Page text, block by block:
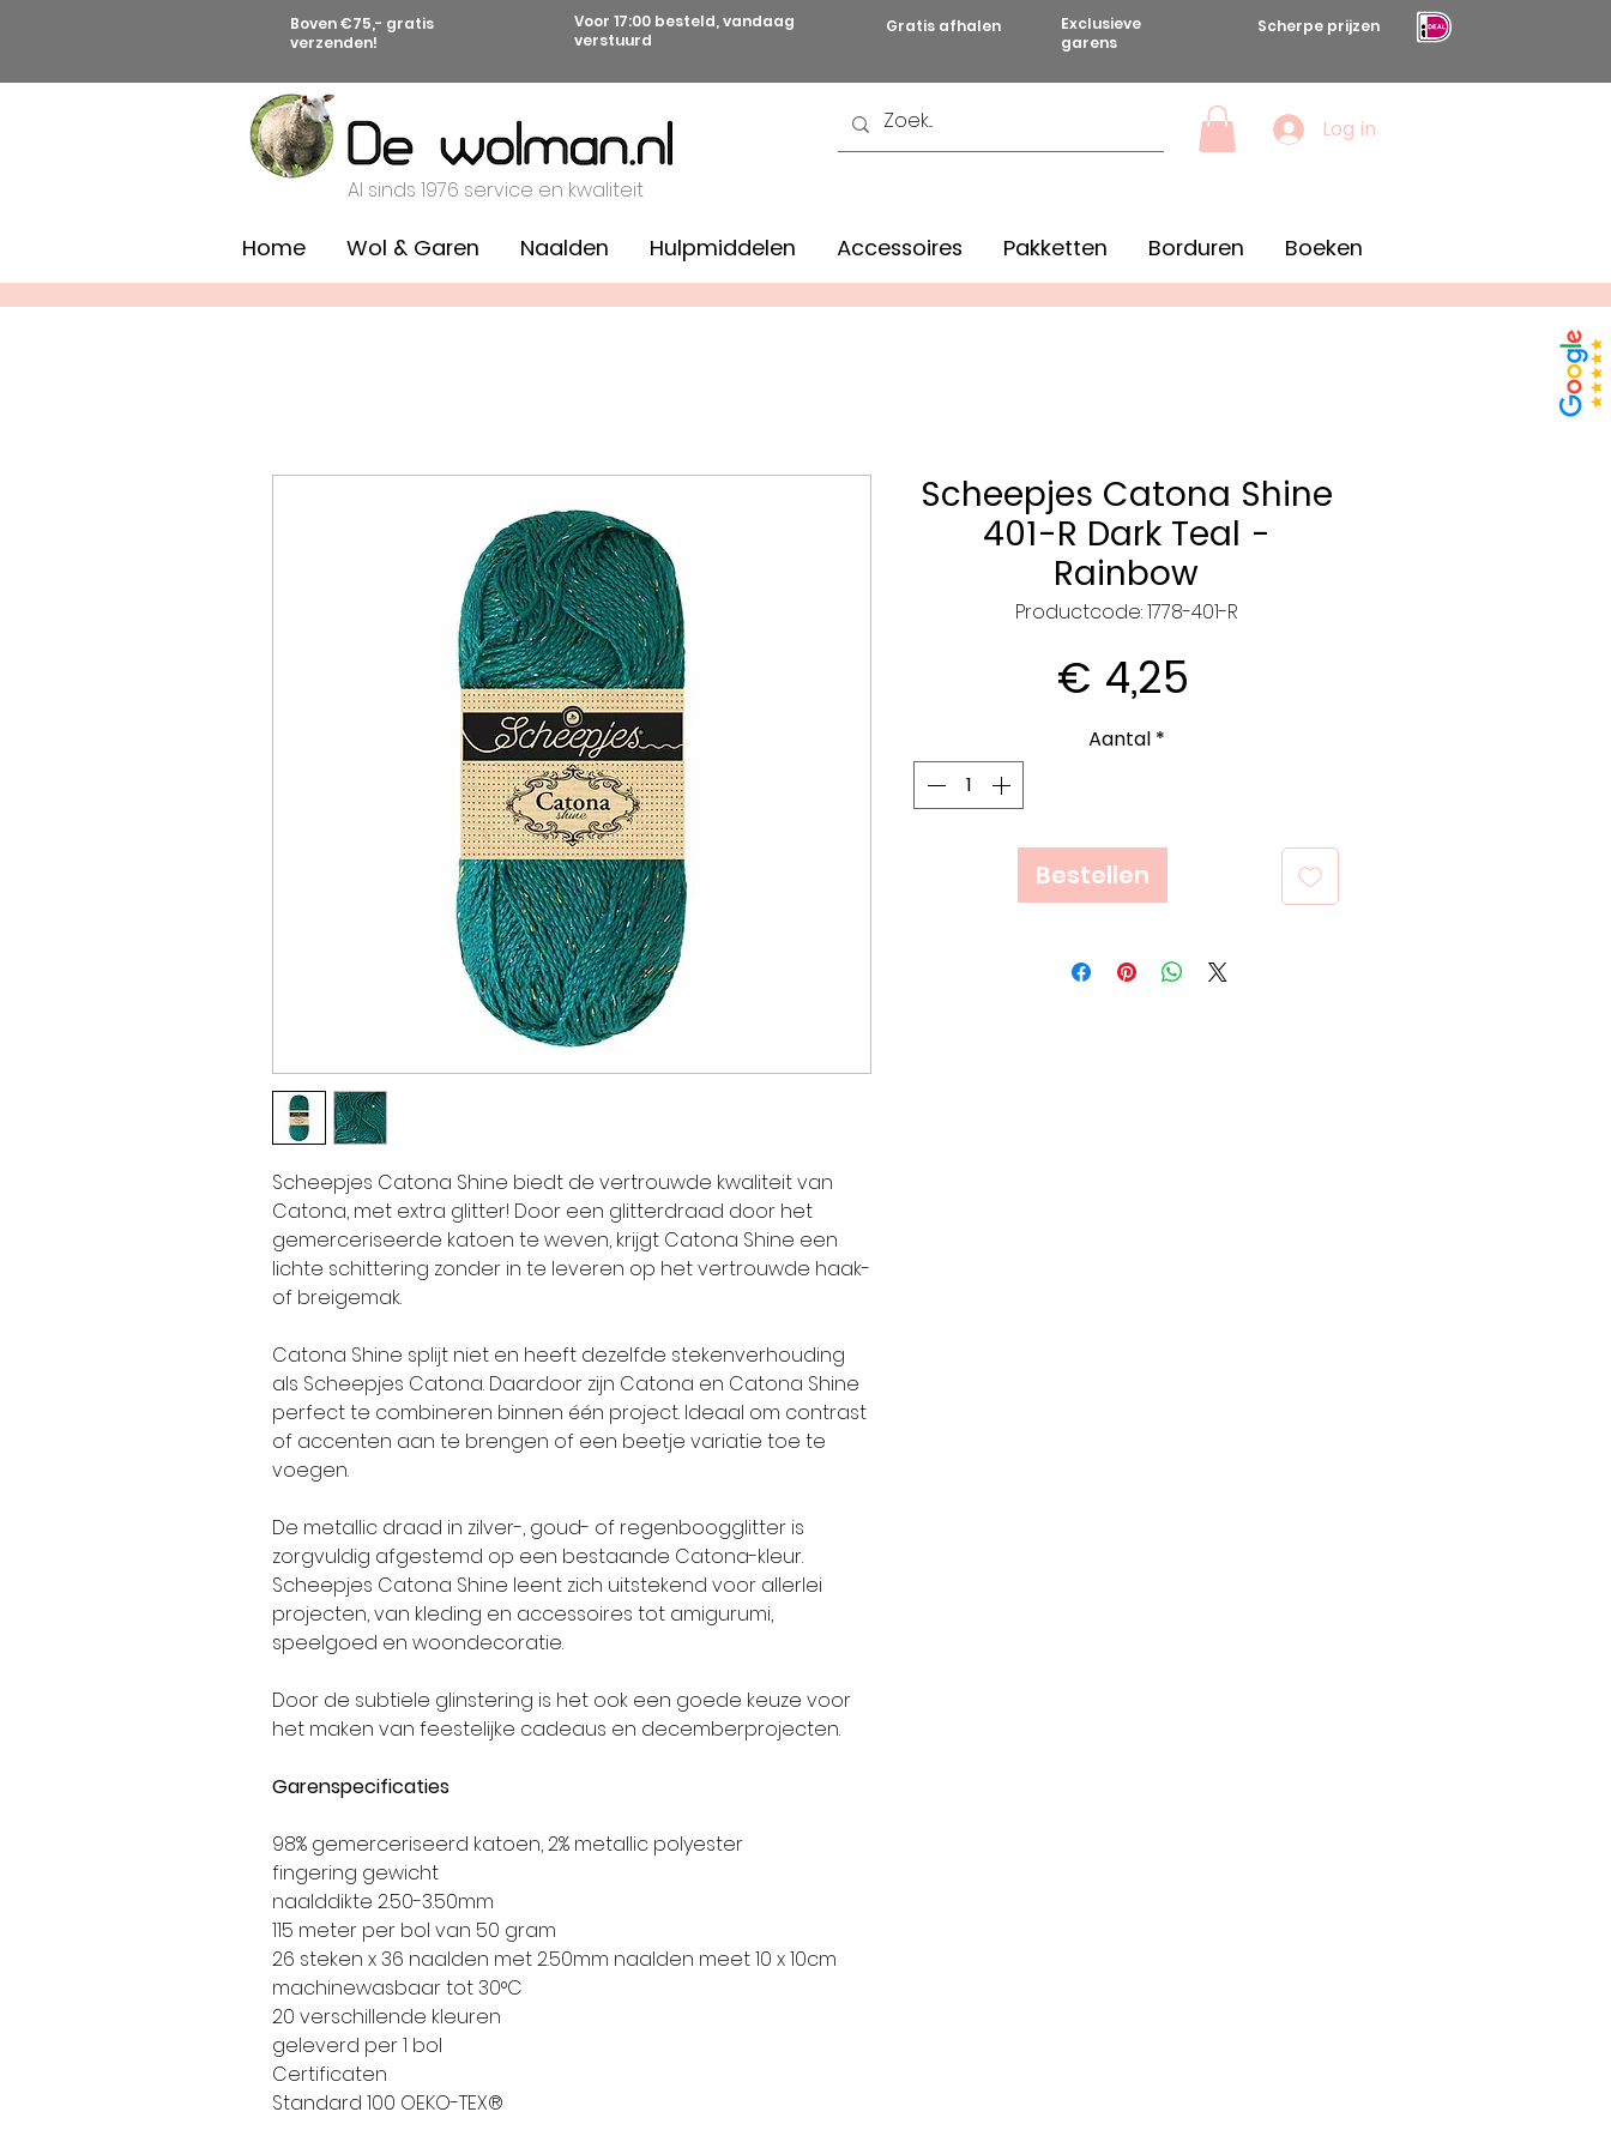
Boven €75,- gratis
verzenden!
Voor 17:00 besteld, vandaag
verstuurd
Gratis afhalen
Exclusieve
garens
Scherpe prijzen
Al sinds 1976 service en kwaliteit
Log in
Home Wol & Garen Naalden Hulpmiddelen Accessoires Pakketten Borduren Boeken
Scheepjes Catona Shine biedt de vertrouwde kwaliteit van
Catona, met extra glitter! Door een glitterdraad door het
gemerceriseerde katoen te weven, krijgt Catona Shine een
lichte schittering zonder in te leveren op het vertrouwde haak-
of breigemak.
Catona Shine splijt niet en heeft dezelfde stekenverhouding
als Scheepjes Catona. Daardoor zijn Catona en Catona Shine
perfect te combineren binnen één project. Ideaal om contrast
of accenten aan te brengen of een beetje variatie toe te
voegen.
De metallic draad in zilver-, goud- of regenboogglitter is
zorgvuldig afgestemd op een bestaande Catona-kleur.
Scheepjes Catona Shine leent zich uitstekend voor allerlei
projecten, van kleding en accessoires tot amigurumi,
speelgoed en woondecoratie.
Door de subtiele glinstering is het ook een goede keuze voor
het maken van feestelijke cadeaus en decemberprojecten.
Garenspecificaties
98% gemerceriseerd katoen, 2% metallic polyester
fingering gewicht
naalddikte 2.50-3.50mm
115 meter per bol van 50 gram
26 steken x 36 naalden met 2.50mm naalden meet 10 x 10cm
machinewasbaar tot 30°C
20 verschillende kleuren
geleverd per 1 bol
Certificaten
Standard 100 OEKO-TEX®
Scheepjes Catona Shine
401-R Dark Teal -
Rainbow
Productcode: 1778-401-R
€ 4,25
Aantal *
Bestellen